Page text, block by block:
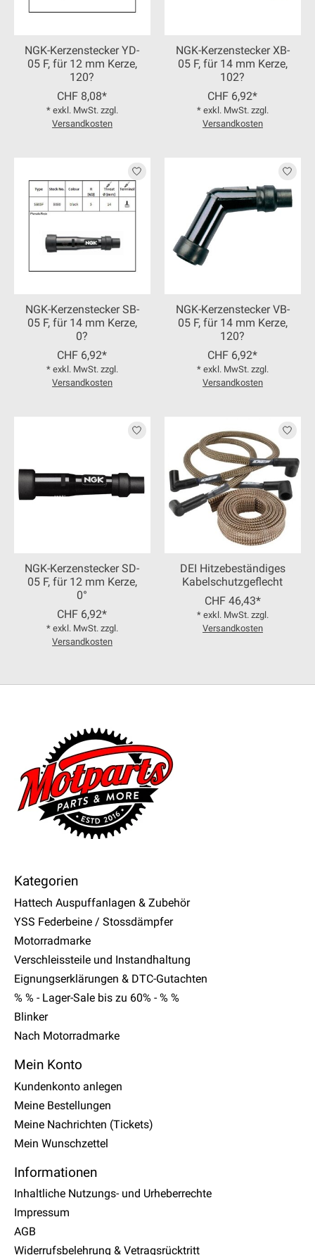
NGK-Kerzenstecker YD-
05 F, für 12 mm Kerze,
120?
CHF 8,08*
* exkl. MwSt. zzgl.
Versandkosten
NGK-Kerzenstecker XB-
05 F, für 14 mm Kerze,
102?
CHF 6,92*
* exkl. MwSt. zzgl.
Versandkosten
NGK-Kerzenstecker SB-
05 F, für 14 mm Kerze,
0?
CHF 6,92*
* exkl. MwSt. zzgl.
Versandkosten
NGK-Kerzenstecker VB-
05 F, für 14 mm Kerze,
120?
CHF 6,92*
* exkl. MwSt. zzgl.
Versandkosten
NGK-Kerzenstecker SD-
05 F, für 12 mm Kerze,
0°
CHF 6,92*
* exkl. MwSt. zzgl.
Versandkosten
DEI Hitzebeständiges
Kabelschutzgeflecht
CHF 46,43*
* exkl. MwSt. zzgl.
Versandkosten
Kategorien
Hattech Auspuffanlagen & Zubehör
YSS Federbeine / Stossdämpfer
Motorradmarke
Verschleissteile und Instandhaltung
Eignungserklärungen & DTC-Gutachten
% % - Lager-Sale bis zu 60% - % %
Blinker
Nach Motorradmarke
Mein Konto
Kundenkonto anlegen
Meine Bestellungen
Meine Nachrichten (Tickets)
Mein Wunschzettel
Informationen
Inhaltliche Nutzungs- und Urheberrechte
Impressum
AGB
Widerrufsbelehrung & Vetragsrücktritt